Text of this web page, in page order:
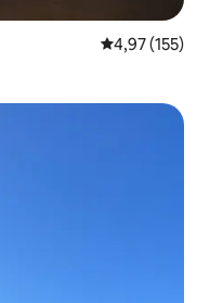
Évaluation
4,97 (155)